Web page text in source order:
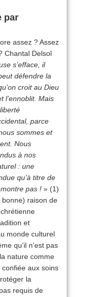
par
assez ? Assez
Chantal Delsol
s’efface, il
défendre la
croit au Dieu
l’ennoblit. Mais
parce
sommes et
Nous
à nos
: une
qu’à titre de
pas ! » (1)
bonne) raison de
et
monde culturel
qu’il n’est pas
nature comme
aux soins
la
requis de